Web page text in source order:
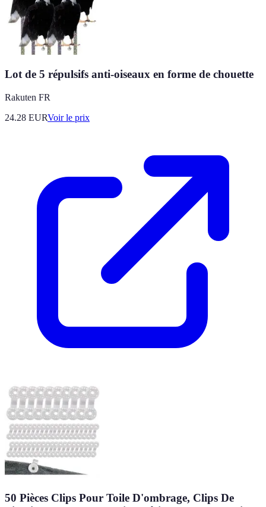
Lot de 5 répulsifs anti-oiseaux en forme de chouette
Rakuten FR
24.28 EURVoir le prix
50 Pièces Clips Pour Toile D'ombrage, Clips De